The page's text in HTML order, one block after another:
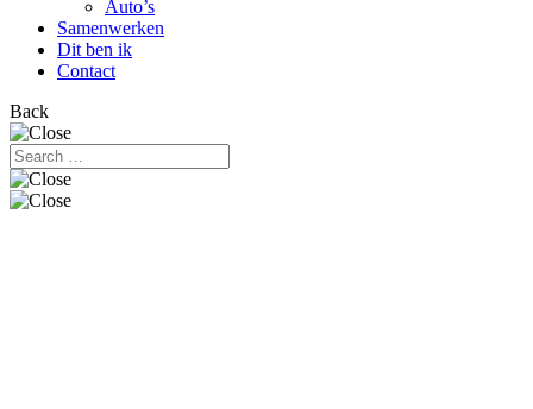
Auto’s
Samenwerken
Dit ben ik
Contact
Back